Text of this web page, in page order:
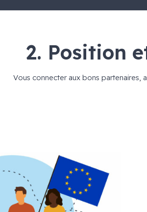
2. Position
Vous connecter aux bons partenaires,